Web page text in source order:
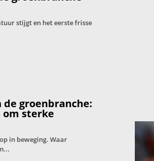
stijgt en het eerste frisse
groenbranche:
om sterke
in beweging. Waar